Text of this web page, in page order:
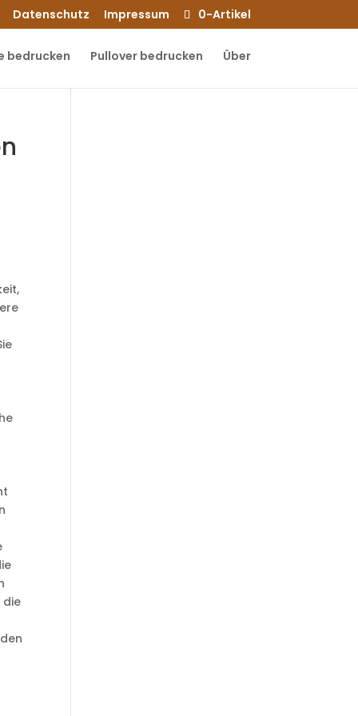
Datenschutz Impressum 0-Artikel
bedrucken Pullover bedrucken Über
die